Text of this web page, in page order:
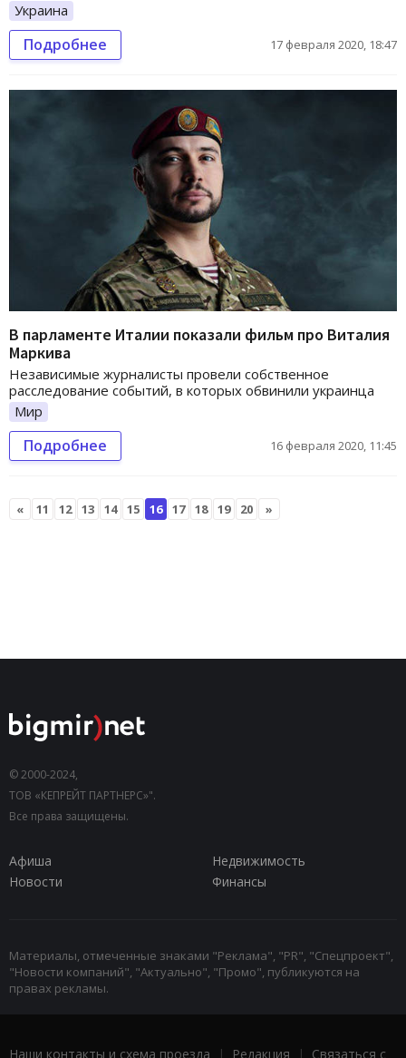
Украина
Подробнее 17 февраля 2020, 18:47
В парламенте Италии показали фильм про Виталия
Маркива
Независимые журналисты провели собственное
расследование событий, в которых обвинили украинца
Мир
Подробнее 16 февраля 2020, 11:45
« 11 12 13 14 15 16 17 18 19 20 »
© 2000-2024,
ТОВ «КЕПРЕЙТ ПАРТНЕРС»".
Все права защищены.
Афиша
Недвижимость
Новости
Финансы
Материалы, отмеченные знаками "Реклама", "PR", "Спецпроект",
"Новости компаний", "Актуально", "Промо", публикуются на
правах рекламы.
Наши контакты и схема проезда | Редакция | Связаться с